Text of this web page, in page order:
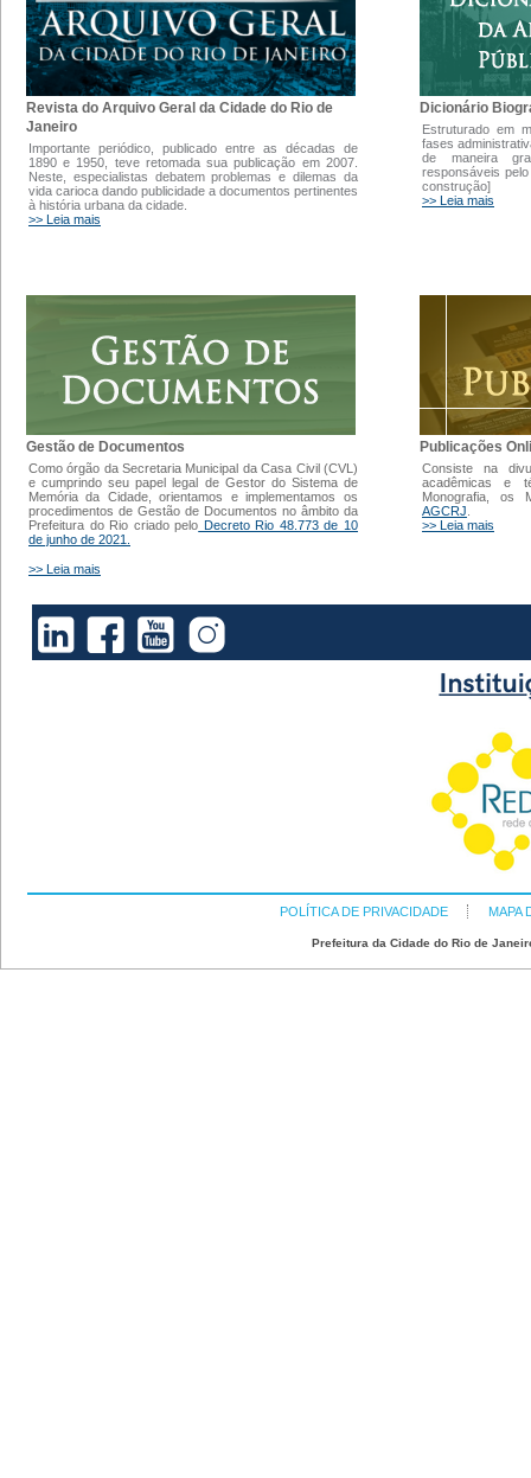
Revista do Arquivo Geral da Cidade do Rio de
Janeiro
Importante periódico, publicado entre as décadas de
1890 e 1950, teve retomada sua publicação em 2007.
Neste, especialistas debatem problemas e dilemas da
vida carioca dando publicidade a documentos pertinentes
à história urbana da cidade.
>> Leia mais
Dicionário
Estruturado em
fases
de maneira
responsáveis
construção]
>> Leia mais
Gestão de Documentos
Como órgão da Secretaria Municipal da Casa Civil (CVL)
e cumprindo seu papel legal de Gestor do Sistema de
Memória da Cidade, orientamos e implementamos os
procedimentos de Gestão de Documentos no âmbito da
Prefeitura do Rio criado pelo Decreto Rio 48.773 de 10
de junho de 2021.
>> Leia mais
Publicações
Consiste na
acadêmicas e
Monografia, os
AGCRJ
>> Leia mais
POLÍTICA DE PRIVACIDADE MAPA
Prefeitura da Cidade do Rio de